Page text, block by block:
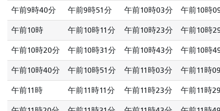
午前9時40分 午前9時51分 午前10時03分 午前10時
午前10時 午前10時11分 午前10時23分 午前10時
午前10時20分 午前10時31分 午前10時43分 午前10時
午前10時40分 午前10時51分 午前11時03分 午前11時
午前11時 午前11時11分 午前11時23分 午前11時